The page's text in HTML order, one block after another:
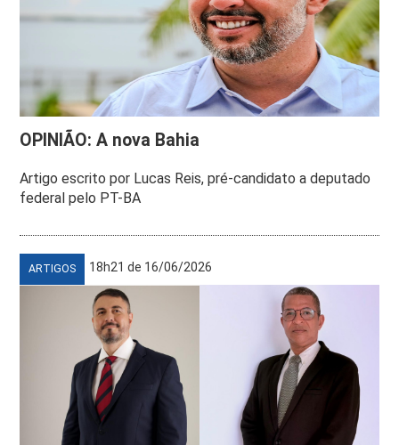
OPINIÃO: A nova Bahia
Artigo escrito por Lucas Reis, pré-candidato a deputado
federal pelo PT-BA
ARTIGOS 18h21 de 16/06/2026